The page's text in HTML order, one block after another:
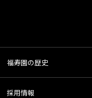
福寿園の歴史
採用情報